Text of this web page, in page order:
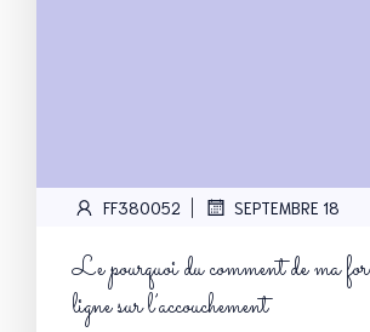
FF380052 | SEPTEMBRE 18
Le pourquoi du comment de ma
ligne sur l’accouchement